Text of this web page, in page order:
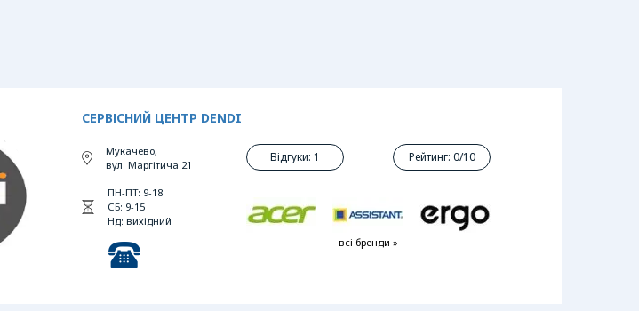
СЕРВІСНИЙ ЦЕНТР DENDI
Мукачево,
вул. Маргітича 21
ПН-ПТ: 9-18
СБ: 9-15
Нд: вихідний
Відгуки: 1 Рейтинг: 0/10
всі бренди »